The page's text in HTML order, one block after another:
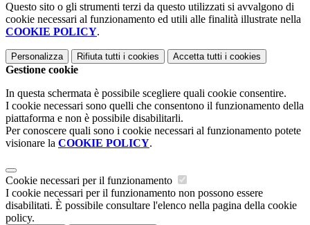
Questo sito o gli strumenti terzi da questo utilizzati si avvalgono di
cookie necessari al funzionamento ed utili alle finalità illustrate nella
COOKIE POLICY.
Personalizza Rifiuta tutti i cookies Accetta tutti i cookies
Gestione cookie
In questa schermata è possibile scegliere quali cookie consentire.
I cookie necessari sono quelli che consentono il funzionamento della
piattaforma e non è possibile disabilitarli.
Per conoscere quali sono i cookie necessari al funzionamento potete
visionare la COOKIE POLICY.
Cookie necessari per il funzionamento
I cookie necessari per il funzionamento non possono essere
disabilitati. È possibile consultare l'elenco nella pagina della cookie
policy.